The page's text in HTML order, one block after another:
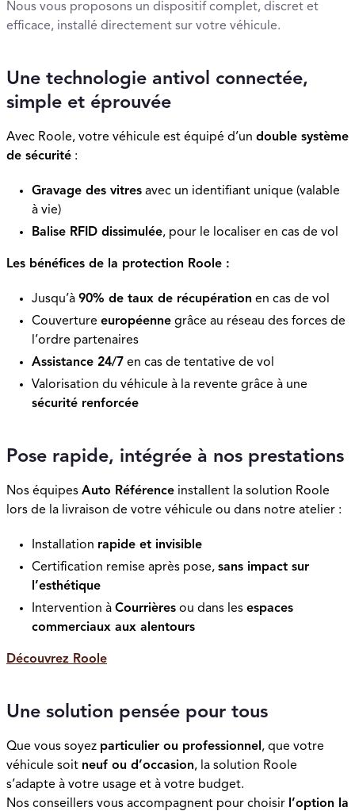
Nous vous proposons un dispositif complet, discret et
efficace, installé directement sur votre véhicule.
Une technologie antivol connectée,
simple et éprouvée
Avec Roole, votre véhicule est équipé d’un double système
de sécurité :
Gravage des vitres avec un identifiant unique (valable
à vie)
Balise RFID dissimulée, pour le localiser en cas de vol
Les bénéfices de la protection Roole :
Jusqu’à 90% de taux de récupération en cas de vol
Couverture européenne grâce au réseau des forces de
l’ordre partenaires
Assistance 24/7 en cas de tentative de vol
Valorisation du véhicule à la revente grâce à une
sécurité renforcée
Pose rapide, intégrée à nos prestations
Nos équipes Auto Référence installent la solution Roole
lors de la livraison de votre véhicule ou dans notre atelier :
Installation rapide et invisible
Certification remise après pose, sans impact sur
l’esthétique
Intervention à Courrières ou dans les espaces
commerciaux aux alentours
Découvrez Roole
Une solution pensée pour tous
Que vous soyez particulier ou professionnel , que votre
véhicule soit neuf ou d’occasion, la solution Roole
s’adapte à votre usage et à votre budget.
Nos conseillers vous accompagnent pour choisir l’option la